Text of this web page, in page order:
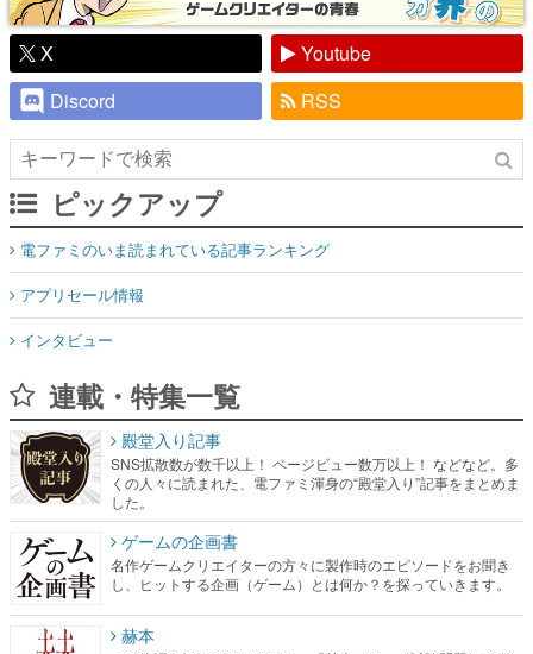
X
Youtube
Discord
RSS
ピックアップ
電ファミのいま読まれている記事ランキング
アプリセール情報
インタビュー
連載・特集一覧
殿堂入り記事
SNS拡散数が数千以上！ ページビュー数万以上！ などなど。多
くの人々に読まれた、電ファミ渾身の“殿堂入り”記事をまとめま
した。
ゲームの企画書
名作ゲームクリエイターの方々に製作時のエピソードをお聞き
し、ヒットする企画（ゲーム）とは何か？を探っていきます。
赫本